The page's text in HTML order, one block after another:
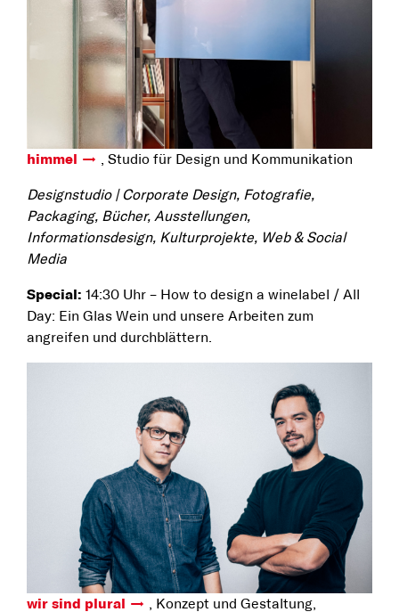
himmel , Studio für Design und Kommunikation
Designstudio | Corporate Design, Fotografie,
Packaging, Bücher, Ausstellungen,
Informationsdesign, Kulturprojekte, Web & Social
Media
Special: 14:30 Uhr – How to design a winelabel / All
Day: Ein Glas Wein und unsere Arbeiten zum
angreifen und durchblättern.
wir sind plural
, Konzept und Gestaltung,